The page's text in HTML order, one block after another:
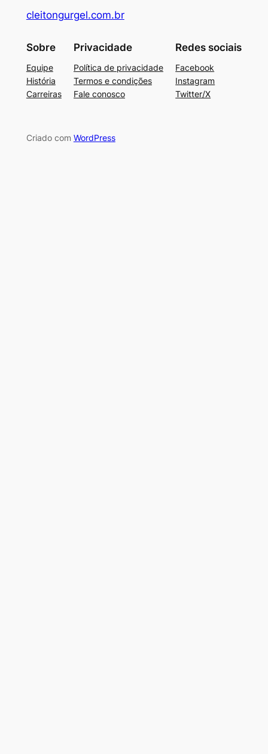
cleitongurgel.com.br
Sobre
Equipe
História
Carreiras
Privacidade
Política de privacidade
Termos e condições
Fale conosco
Redes sociais
Facebook
Instagram
Twitter/X
Criado com WordPress